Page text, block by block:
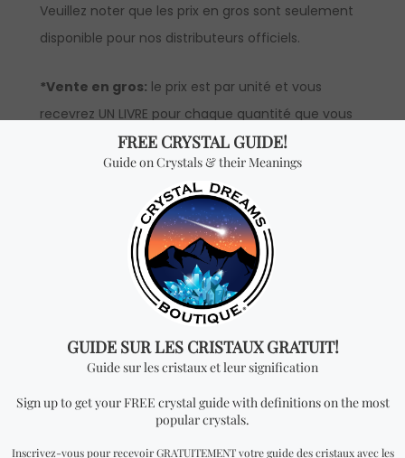
Veuillez noter que les prix en gros sont seulement
disponible pour nos distributeurs officiels.
*Vente en gros: le prix est par unité et vous
recevrez UN LIVRE pour chaque quantité que vous
ajoutez. Pour avoir accès aux prix en gros, vous
devrez faire une demande pour devenir un
distributeur officiel.
Vous cherchez quelque
chose de spécial? Jetez
un coup d'œil à nos
produits les plus
vendus!